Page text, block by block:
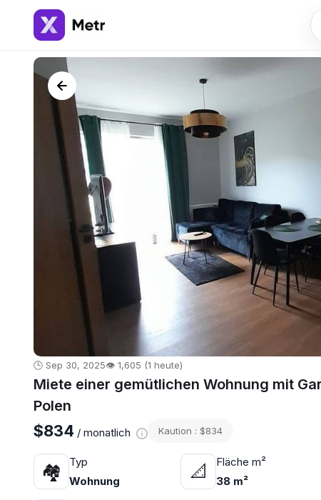
🕒 Sep 30, 2025👁️ 1,605 (1 heute)
Miete einer gemütlichen Wohnung mit
Polen
$834 / monatlich Kaution : $834
🏘
Typ
Wohnung
📐
Fläche m²
38 m²